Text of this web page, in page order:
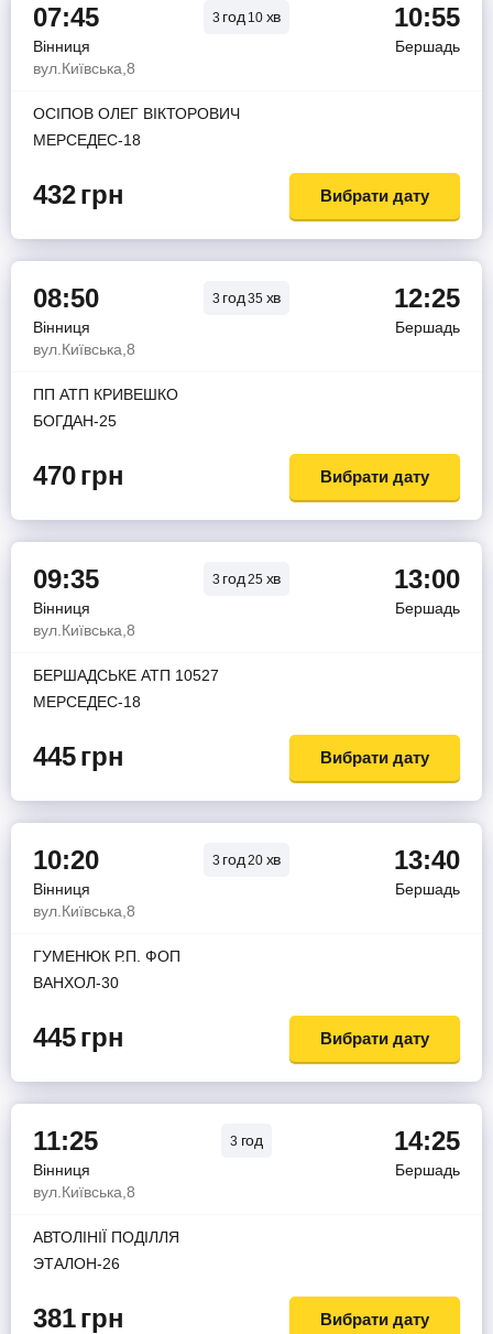
07:45 3 год10 хв 10:55
Вінниця
Бершадь
вул.Київська,8
ОСІПОВ ОЛЕГ ВІКТОРОВИЧ
МЕРСЕДЕС-18
432грн Вибрати дату
08:50 3 год35 хв 12:25
Вінниця
Бершадь
вул.Київська,8
ПП АТП КРИВЕШКО
БОГДАН-25
470грн Вибрати дату
09:35 3 год25 хв 13:00
Вінниця
Бершадь
вул.Київська,8
БЕРШАДСЬКЕ АТП 10527
МЕРСЕДЕС-18
445грн Вибрати дату
10:20 3 год20 хв 13:40
Вінниця
Бершадь
вул.Київська,8
ГУМЕНЮК Р.П. ФОП
ВАНХОЛ-30
445грн Вибрати дату
11:25 3 год 14:25
Вінниця
Бершадь
вул.Київська,8
АВТОЛІНІЇ ПОДІЛЛЯ
ЭТАЛОН-26
381грн Вибрати дату